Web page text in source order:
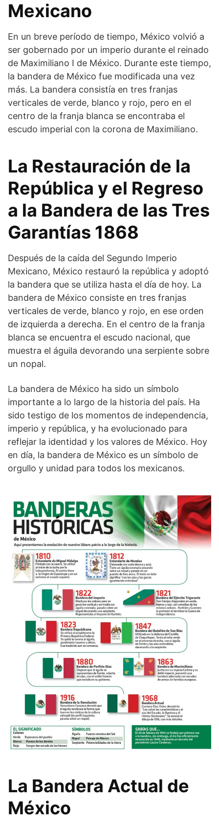
Mexicano
En un breve período de tiempo, México volvió a
ser gobernado por un imperio durante el reinado
de Maximiliano I de México. Durante este tiempo,
la bandera de México fue modificada una vez
más. La bandera consistía en tres franjas
verticales de verde, blanco y rojo, pero en el
centro de la franja blanca se encontraba el
escudo imperial con la corona de Maximiliano.
La Restauración de la
República y el Regreso
a la Bandera de las Tres
Garantías 1868
Después de la caída del Segundo Imperio
Mexicano, México restauró la república y adoptó
la bandera que se utiliza hasta el día de hoy. La
bandera de México consiste en tres franjas
verticales de verde, blanco y rojo, en ese orden
de izquierda a derecha. En el centro de la franja
blanca se encuentra el escudo nacional, que
muestra el águila devorando una serpiente sobre
un nopal.
La bandera de México ha sido un símbolo
importante a lo largo de la historia del país. Ha
sido testigo de los momentos de independencia,
imperio y república, y ha evolucionado para
reflejar la identidad y los valores de México. Hoy
en día, la bandera de México es un símbolo de
orgullo y unidad para todos los mexicanos.
La Bandera Actual de
México